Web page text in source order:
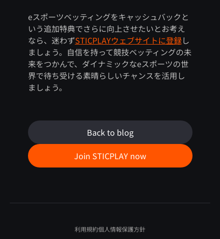
eスポーツベッティングをキャッシュバックと
いう追加特典でさらに向上させたいとお考え
なら、迷わずSTICPLAYウェブサイトに登録し
ましょう。自信を持って競技ベッティングの未
来をつかんで、ダイナミックなeスポーツの世
界で待ち受ける素晴らしいチャンスを活用し
ましょう。
Back to blog
Join STICPLAY now
利用規約個人情報保護方針